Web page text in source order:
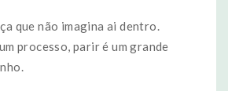
que não imagina ai dentro.
processo, parir é um grande